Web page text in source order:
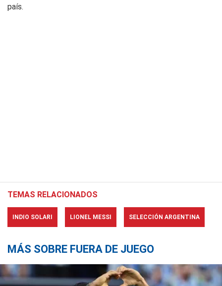
país.
TEMAS RELACIONADOS
INDIO SOLARI LIONEL MESSI SELECCIÓN ARGENTINA
MÁS SOBRE FUERA DE JUEGO